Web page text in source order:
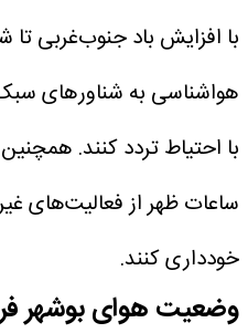
با افزایش باد جنوب‌غربی
هواشناسی به شناورهای
با احتیاط تردد کنند. همچنین
ساعات ظهر از فعالیت‌های
خودداری کنند.
وضعیت هوای بوشهر فردا